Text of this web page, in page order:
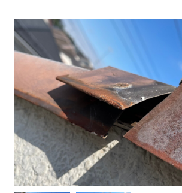
ニュース
お問い合わせ
スタッフブログ
採用情報
正しい業者の選び方
ZOOM打ち合わせ
OPEN : 9:00〜18:00